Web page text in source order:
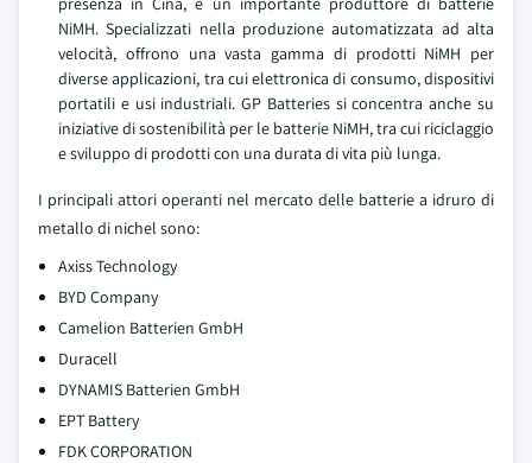
NiMH. Specializzati nella produzione automatizzata ad alta
velocità, offrono una vasta gamma di prodotti NiMH per
diverse applicazioni, tra cui elettronica di consumo, dispositivi
portatili e usi industriali. GP Batteries si concentra anche su
iniziative di sostenibilità per le batterie NiMH, tra cui riciclaggio
e sviluppo di prodotti con una durata di vita più lunga.
I principali attori operanti nel mercato delle batterie a idruro di
metallo di nichel sono:
Axiss Technology
BYD Company
Camelion Batterien GmbH
Duracell
DYNAMIS Batterien GmbH
EPT Battery
FDK CORPORATION